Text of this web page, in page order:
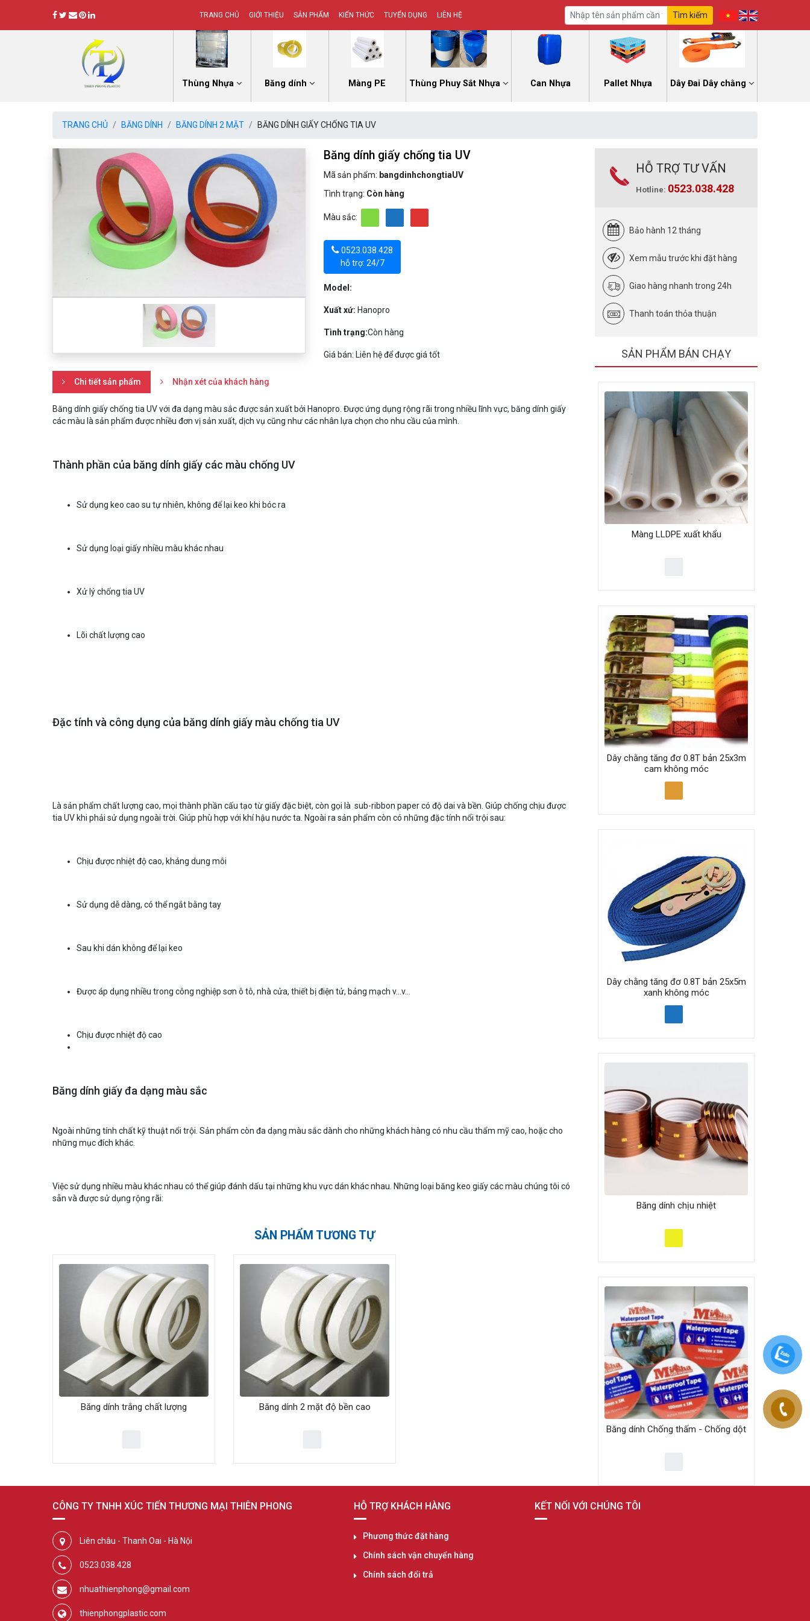
TRANG CHỦ GIỚI THIỆU SẢN PHẨM KIẾN THỨC TUYỂN DỤNG LIÊN HỆ Tìm kiếm
Thùng Nhựa Băng dính Màng PE Thùng Phuy Sắt Nhựa Can Nhựa Pallet Nhựa Dây Đai Dây chằng
TRANG CHỦ BĂNG DÍNH BĂNG DÍNH 2 MẶT BĂNG DÍNH GIẤY CHỐNG TIA UV
Băng dính giấy chống tia UV
Mã sản phẩm: bangdinhchongtiaUV
Tình trạng: Còn hàng
Màu sắc:
0523.038.428
hỗ trợ: 24/7
Model:
Xuất xứ: Hanopro
Tình trạng:Còn hàng
Giá bán: Liên hệ để được giá tốt
Chi tiết sản phẩm Nhận xét của khách hàng
Băng dính giấy chống tia UV với đa dạng màu sắc được sản xuất bởi Hanopro. Được ứng dụng rộng rãi trong nhiều lĩnh vực, băng dính giấy
các màu là sản phẩm được nhiều đơn vị sản xuất, dịch vụ cũng như các nhân lựa chọn cho nhu cầu của mình.
Thành phần của băng dính giấy các màu chống UV
Sử dụng keo cao su tự nhiên, không để lại keo khi bóc ra
Sử dụng loại giấy nhiều màu khác nhau
Xử lý chống tia UV
Lõi chất lượng cao
Đặc tính và công dụng của băng dính giấy màu chống tia UV
Là sản phẩm chất lượng cao, mọi thành phần cấu tạo từ giấy đặc biệt, còn gọi là sub-ribbon paper có độ dai và bền. Giúp chống chịu được
tia UV khi phải sử dụng ngoài trời. Giúp phù hợp với khí hậu nước ta. Ngoài ra sản phẩm còn có những đặc tính nổi trội sau:
Chịu được nhiệt độ cao, kháng dung môi
Sử dụng dễ dàng, có thể ngắt bằng tay
Sau khi dán không để lại keo
Được áp dụng nhiều trong công nghiệp sơn ô tô, nhà cửa, thiết bị điện tử, bảng mạch v...v…
Chịu được nhiệt độ cao
Băng dính giấy đa dạng màu sắc
Ngoài những tính chất kỹ thuật nổi trội. Sản phẩm còn đa dạng màu sắc dành cho những khách hàng có nhu cầu thẩm mỹ cao, hoặc cho
những mục đích khác.
Việc sử dụng nhiều màu khác nhau có thể giúp đánh dấu tại những khu vực dán khác nhau. Những loại băng keo giấy các màu chúng tôi có
sẵn và được sử dụng rộng rãi:
SẢN PHẨM TƯƠNG TỰ
Băng dính trắng chất lượng Băng dính 2 mặt độ bền cao
HỖ TRỢ TƯ VẤN
Hotline: 0523.038.428
Bảo hành 12 tháng
Xem mẫu trước khi đặt hàng
Giao hàng nhanh trong 24h
Thanh toán thỏa thuận
SẢN PHẨM BÁN CHẠY
Màng LLDPE xuất khẩu
Dây chằng tăng đơ 0.8T bản 25x3m
cam không móc
Dây chằng tăng đơ 0.8T bản 25x5m
xanh không móc
Băng dính chịu nhiệt
Băng dính Chống thấm - Chống dột
CÔNG TY TNHH XÚC TIẾN THƯƠNG MẠI THIÊN PHONG
Liên châu - Thanh Oai - Hà Nội
0523.038.428
nhuathienphong@gmail.com
thienphongplastic.com
HỖ TRỢ KHÁCH HÀNG
Phương thức đặt hàng
Chính sách vận chuyển hàng
Chính sách đổi trả
KẾT NỐI VỚI CHÚNG TÔI